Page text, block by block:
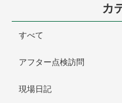
カ
すべて
アフター点検訪問
現場日記